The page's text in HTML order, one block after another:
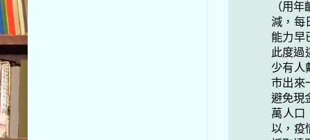
（用
減，每
能力早
此度過
少有人
市出來
避免現
萬人口
以，疫